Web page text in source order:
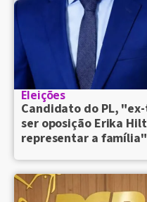
Eleições
Candidato do PL,
ser oposição Erika
representar a família"